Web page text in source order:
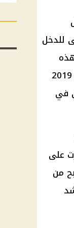
للدخل
هذه
التغييرات جاءت بعد سنوات من تطبيق الحد السابق (9600 جنيه) بين عامي 2019
في
على
من